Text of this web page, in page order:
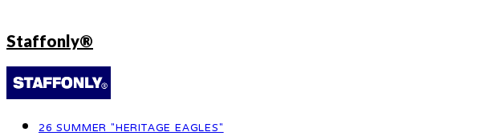
Staffonly®
26 SUMMER "HERITAGE EAGLES"